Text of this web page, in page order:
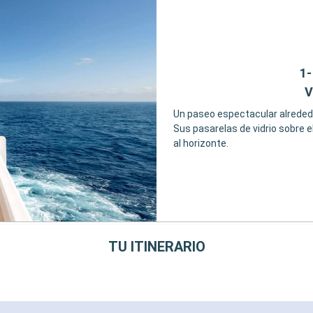
Un paseo espectacular
Sus pasarelas de vidrio sobre
al horizonte.
TU ITINERARIO